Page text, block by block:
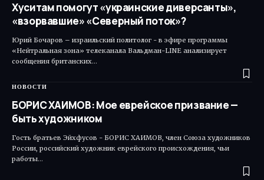
Хуситам помогут «украинские диверсанты»,
«взорвавшие» «Северный поток»?
Юрий Бочаров – израильский политолог - в эфире программы
«Нейтральная зона» телеканала Вальдман-LINE анализирует
сообщения британских…
НОВОСТИ
БОРИС ХАИМОВ: Мое еврейское призвание —
быть художником
Гость братьев Эйхфусов - БОРИС ХАИМОВ, член Союза художников
России, российский художник еврейского происхождения, чьи
работы…